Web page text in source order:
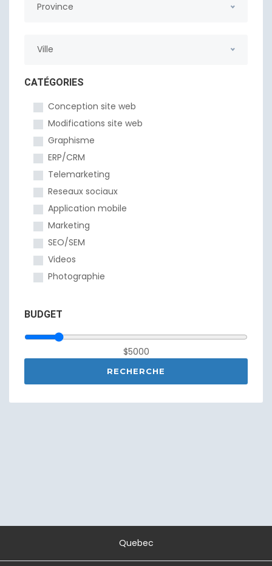
Province
Ville
CATÉGORIES
Conception site web
Modifications site web
Graphisme
ERP/CRM
Telemarketing
Reseaux sociaux
Application mobile
Marketing
SEO/SEM
Videos
Photographie
BUDGET
$5000
RECHERCHE
Quebec